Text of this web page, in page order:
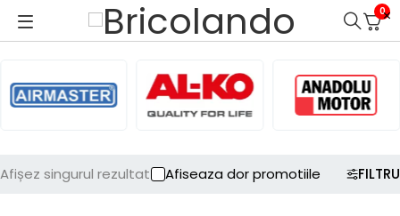
0
FILTRU
Afișez singurul rezultat Afiseaza dor promotiile